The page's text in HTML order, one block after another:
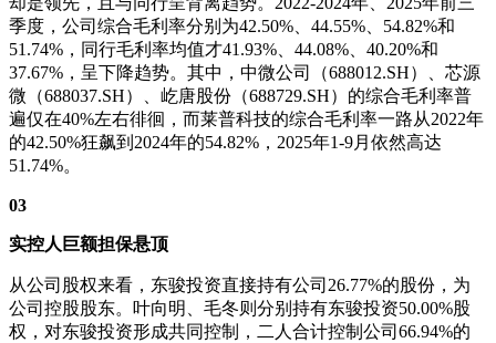
季度，公司综合毛利率分别为42.50%、44.55%、54.82%和
51.74%，同行毛利率均值才41.93%、44.08%、40.20%和
37.67%，呈下降趋势。其中，中微公司（688012.SH）、芯源
微（688037.SH）、屹唐股份（688729.SH）的综合毛利率普
遍仅在40%左右徘徊，而莱普科技的综合毛利率一路从2022年
的42.50%狂飙到2024年的54.82%，2025年1-9月依然高达
51.74%。
03
实控人巨额担保悬顶
从公司股权来看，东骏投资直接持有公司26.77%的股份，为
公司控股股东。叶向明、毛冬则分别持有东骏投资50.00%股
权，对东骏投资形成共同控制，二人合计控制公司66.94%的